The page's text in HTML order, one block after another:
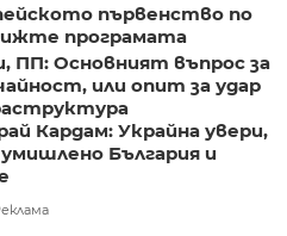
първенство по
програмата
ПП: Основният въпрос за
или опит за удар
Кардам: Украйна увери,
България и